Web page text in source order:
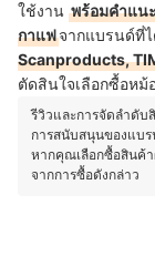
ใช้งาน พร้อมคำแน
กาแฟจากแบรนด์ที่
Scanproducts,
ตัดสินใจเลือกซื้อห
รีวิวและการจัดลำดับ
การสนับสนุนของแบร
หากคุณเลือกซื้อสินค้า
จากการซื้อดังกล่าว